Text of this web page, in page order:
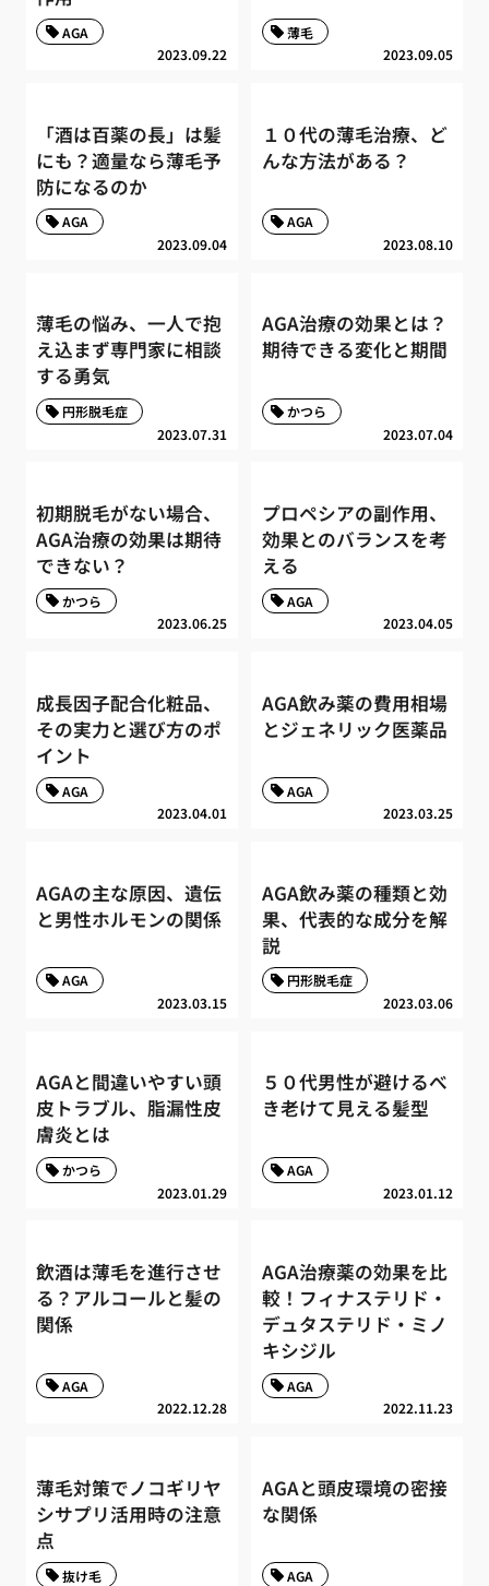
2023.09.22
AGA
2023.09.05
薄毛
「酒は百薬の長」は髪
にも？適量なら薄毛予
防になるのか
2023.09.04
AGA
１０代の薄毛治療、ど
んな方法がある？
2023.08.10
AGA
薄毛の悩み、一人で抱
え込まず専門家に相談
する勇気
2023.07.31
円形脱毛症
AGA治療の効果とは？
期待できる変化と期間
2023.07.04
かつら
初期脱毛がない場合、
AGA治療の効果は期待
できない？
2023.06.25
かつら
プロペシアの副作用、
効果とのバランスを考
える
2023.04.05
AGA
成長因子配合化粧品、
その実力と選び方のポ
イント
2023.04.01
AGA
AGA飲み薬の費用相場
とジェネリック医薬品
2023.03.25
AGA
AGAの主な原因、遺伝
と男性ホルモンの関係
2023.03.15
AGA
AGA飲み薬の種類と効
果、代表的な成分を解
説
2023.03.06
円形脱毛症
AGAと間違いやすい頭
皮トラブル、脂漏性皮
膚炎とは
2023.01.29
かつら
５０代男性が避けるべ
き老けて見える髪型
2023.01.12
AGA
飲酒は薄毛を進行させ
る？アルコールと髪の
関係
2022.12.28
AGA
AGA治療薬の効果を比
較！フィナステリド・
デュタステリド・ミノ
キシジル
2022.11.23
AGA
薄毛対策でノコギリヤ
シサプリ活用時の注意
点
抜け毛
AGAと頭皮環境の密接
な関係
AGA